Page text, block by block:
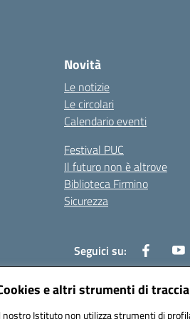
e altri strumenti di
nostro Istituto non utilizza strumenti di
Novità
Le notizie
Le circolari
Calendario eventi
Festival PUC
Il futuro non è altrove
Biblioteca Firmino
Sicurezza
Seguici su: